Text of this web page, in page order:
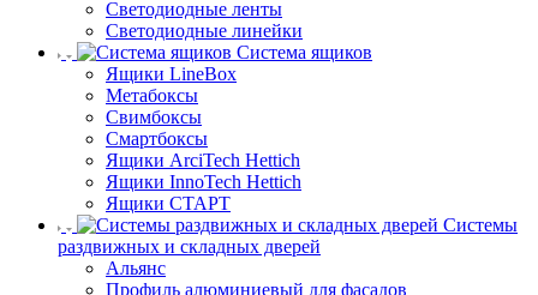
Светодиодные ленты
Светодиодные линейки
Система ящиков
Ящики LineBox
Метабоксы
Свимбоксы
Смартбоксы
Ящики ArciTech Hettich
Ящики InnoTech Hettich
Ящики СТАРТ
Системы
раздвижных и складных дверей
Альянс
Профиль алюминиевый для фасадов